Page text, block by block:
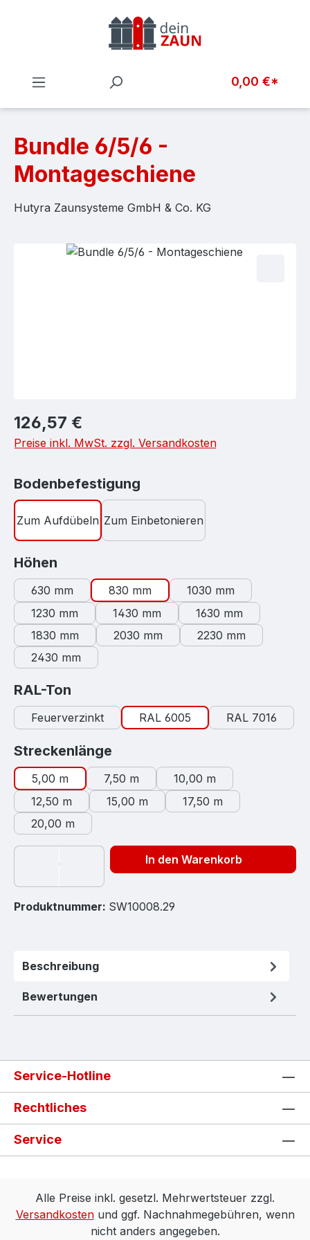
Zum Hauptinhalt springen
0,00 €*
Bundle 6/5/6 -
Montageschiene
Hutyra Zaunsysteme GmbH & Co. KG
Bildergalerie überspringen
Regulärer Preis:
126,57 €
Preise inkl. MwSt. zzgl. Versandkosten
Bodenbefestigung
Zum Aufdübeln Zum Einbetonieren
Höhen
630 mm 830 mm
1030 mm
1230 mm
1430 mm
1630 mm
1830 mm
2030 mm
2230 mm
2430 mm
RAL-Ton
Feuerverzinkt RAL 6005 RAL 7016
Streckenlänge
5,00 m 7,50 m
10,00 m
12,50 m
15,00 m
17,50 m
20,00 m
In den Warenkorb
Produktnummer: SW10008.29
Beschreibung
Bewertungen
Service-Hotline
Rechtliches
Service
Alle Preise inkl. gesetzl. Mehrwertsteuer zzgl.
Versandkostenund ggf. Nachnahmegebühren, wenn
nicht anders angegeben.